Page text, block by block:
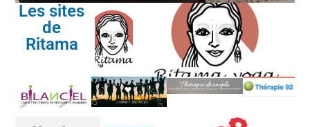
Les sites
de
Ritama